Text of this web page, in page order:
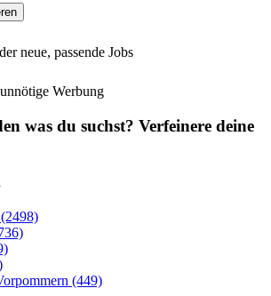
neue, passende Jobs
Werbung
was du suchst? Verfeinere deine
(449)